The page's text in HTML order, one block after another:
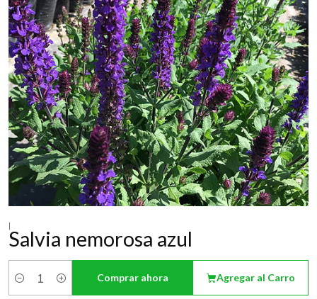
|
Salvia nemorosa azul
Cantidad
Agregar al Carro
Comprar ahora